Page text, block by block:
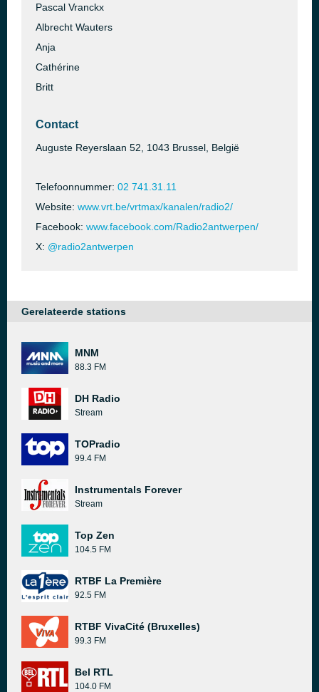
Pascal Vranckx
Albrecht Wauters
Anja
Cathérine
Britt
Contact
Auguste Reyerslaan 52, 1043 Brussel, België
Telefoonnummer: 02 741.31.11
Website: www.vrt.be/vrtmax/kanalen/radio2/
Facebook: www.facebook.com/Radio2antwerpen/
X: @radio2antwerpen
Gerelateerde stations
MNM
88.3 FM
DH Radio
Stream
TOPradio
99.4 FM
Instrumentals Forever
Stream
Top Zen
104.5 FM
RTBF La Première
92.5 FM
RTBF VivaCité (Bruxelles)
99.3 FM
Bel RTL
104.0 FM